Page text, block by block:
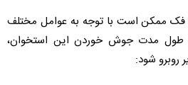
ممکن است با توجه به عوامل مختلف
طول مدت جوش خوردن این استخوان،
شود: